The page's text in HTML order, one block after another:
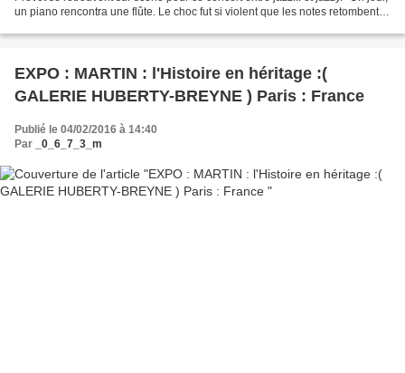
un piano rencontra une flûte. Le choc fut si violent que les notes retombent
EXPO : MARTIN : l'Histoire en héritage :(
GALERIE HUBERTY-BREYNE ) Paris : France
Publié le 04/02/2016 à 14:40
Par
_0_6_7_3_m